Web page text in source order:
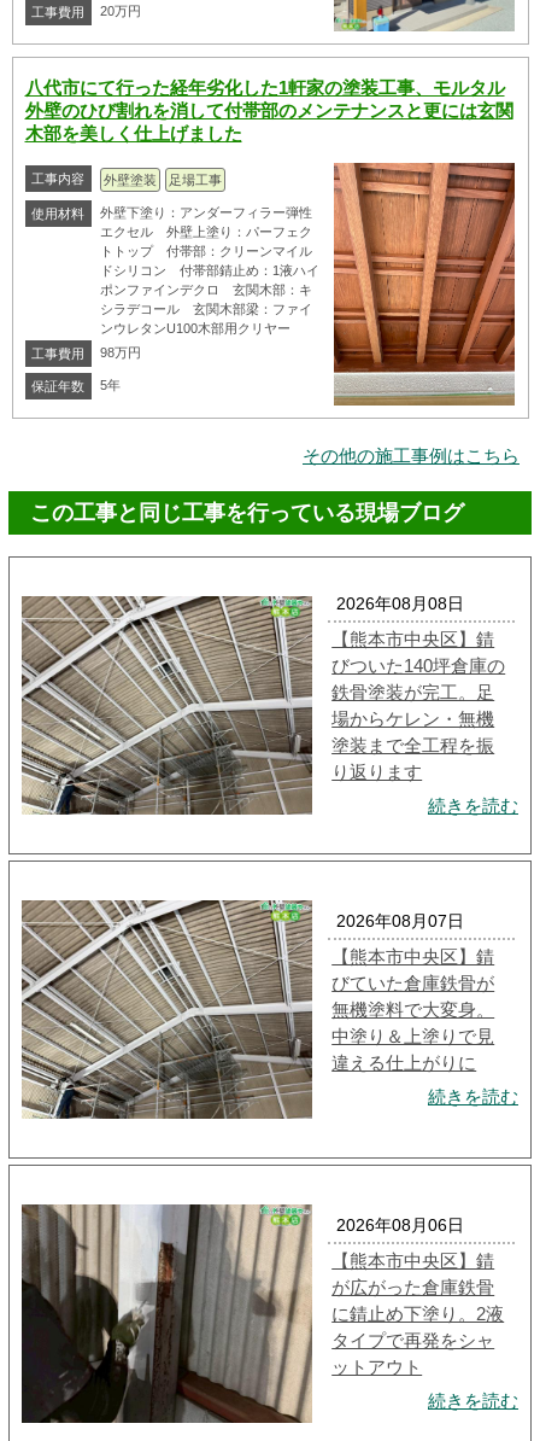
工事費用 20万円
八代市にて行った経年劣化した1軒家の塗装工事、モルタル
外壁のひび割れを消して付帯部のメンテナンスと更には玄関
木部を美しく仕上げました
工事内容 外壁塗装 足場工事
使用材料
外壁下塗り：アンダーフィラー弾性
エクセル 外壁上塗り：パーフェク
トトップ 付帯部：クリーンマイル
ドシリコン 付帯部錆止め：1液ハイ
ポンファインデクロ 玄関木部：キ
シラデコール 玄関木部梁：ファイ
ンウレタンU100木部用クリヤー
工事費用
98万円
保証年数 5年
その他の施工事例はこちら
この工事と同じ工事を行っている現場ブログ
2026年08月08日
【熊本市中央区】錆
びついた140坪倉庫の
鉄骨塗装が完工。足
場からケレン・無機
塗装まで全工程を振
り返ります
続きを読む
2026年08月07日
【熊本市中央区】錆
びていた倉庫鉄骨が
無機塗料で大変身。
中塗り＆上塗りで見
違える仕上がりに
続きを読む
2026年08月06日
【熊本市中央区】錆
が広がった倉庫鉄骨
に錆止め下塗り。2液
タイプで再発をシャ
ットアウト
続きを読む